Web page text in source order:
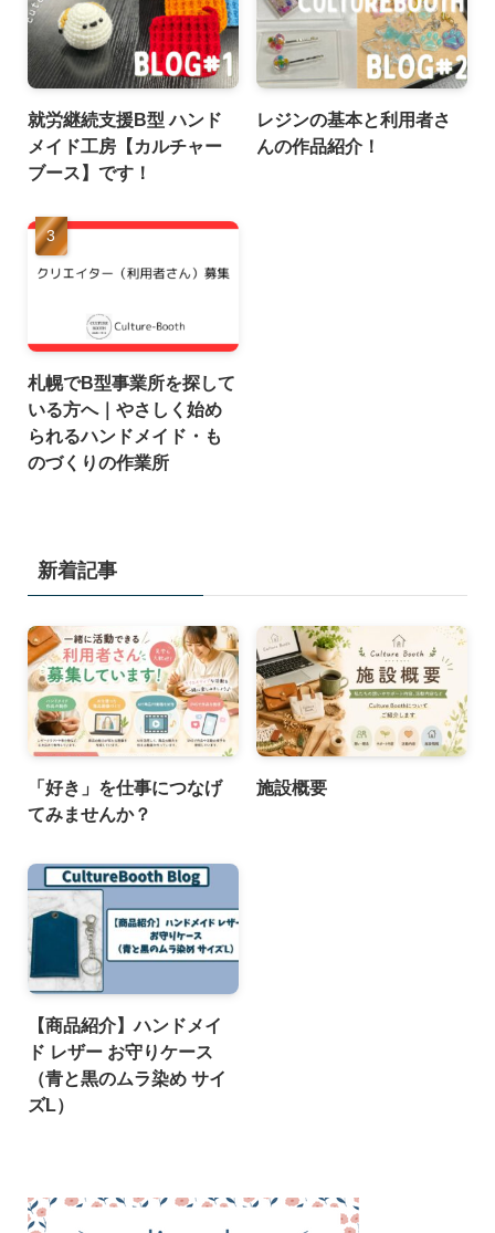
就労継続支援B型 ハンド
メイド工房【カルチャー
ブース】です！
レジンの基本と利用者さ
んの作品紹介！
札幌でB型事業所を探して
いる方へ｜やさしく始め
られるハンドメイド・も
のづくりの作業所
新着記事
「好き」を仕事につなげ
てみませんか？
施設概要
【商品紹介】ハンドメイ
ド レザー お守りケース
（青と黒のムラ染め サイ
ズL）